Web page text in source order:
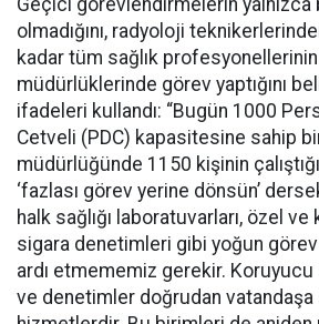
Geçici görevlendirmelerin yalnızca
olmadığını, radyoloji
kadar tüm sağlık
müdürlüklerinde görev yaptığını
ifadeleri kullandı: “Bugün 1000
Cetveli (PDC) kapasitesine sahip
müdürlüğünde 1150 kişinin
‘fazlası görev yerine dönsün’
halk sağlığı laboratuvarları, özel
sigara denetimleri gibi yoğun görev
ardı etmememiz gerekir. Koruyucu
ve denetimler doğrudan vatandaşa